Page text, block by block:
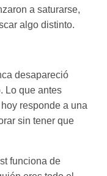
a saturarse,
algo distinto.
desapareció
Lo que antes
responde a una
sin tener que
funciona de